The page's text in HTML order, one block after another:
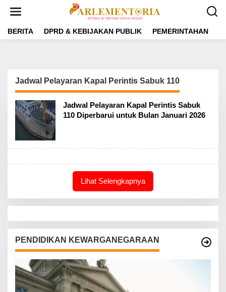
t
BERITA DPRD & KEBIJAKAN PUBLIK PEMERINTAHAN
Jadwal Pelayaran Kapal Perintis Sabuk 110
Jadwal Pelayaran Kapal Perintis Sabuk
110 Diperbarui untuk Bulan Januari 2026
Lihat Selengkapnya
PENDIDIKAN KEWARGANEGARAAN